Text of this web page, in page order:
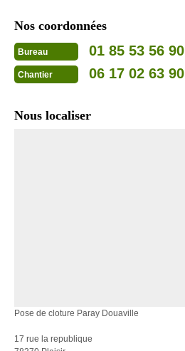
Nos coordonnées
Bureau 01 85 53 56 90
Chantier 06 17 02 63 90
Nous localiser
Pose de cloture Paray Douaville
17 rue la republique